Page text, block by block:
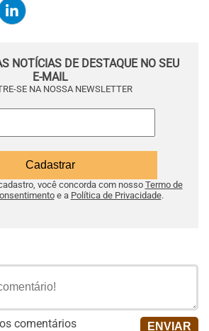
NOTÍCIAS DE DESTAQUE NO SEU
E-MAIL
SE NA NOSSA NEWSLETTER
você concorda com nosso Termo de
e a Política de Privacidade.
comentários